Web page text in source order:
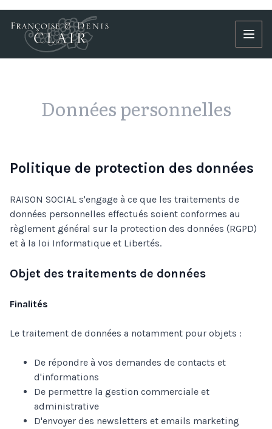
Données personnelles
Politique de protection des données
RAISON SOCIAL s'engage à ce que les traitements de
données personnelles effectués soient conformes au
règlement général sur la protection des données (RGPD)
et à la loi Informatique et Libertés.
Objet des traitements de données
Finalités
Le traitement de données a notamment pour objets :
De répondre à vos demandes de contacts et
d'informations
De permettre la gestion commerciale et
administrative
D'envoyer des newsletters et emails marketing
Panneau de gestion des cookies